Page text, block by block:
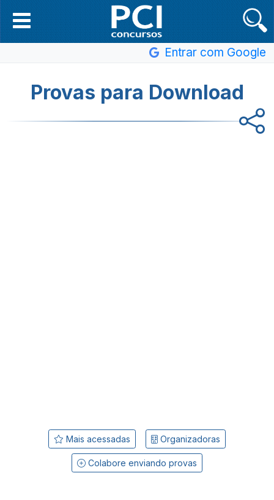
Entrar com Google
Provas para Download
Mais acessadas Organizadoras
Colabore enviando provas